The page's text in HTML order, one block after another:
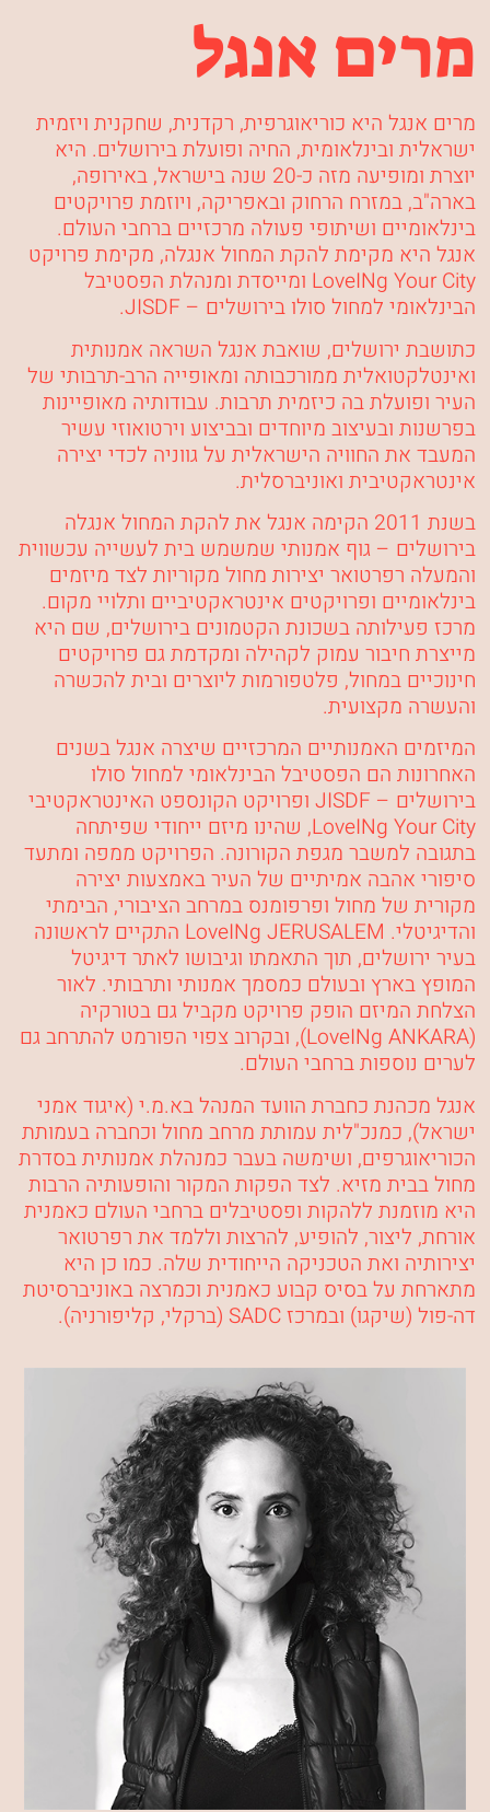
מרים אנגל
מרים אנגל היא כוריאוגרפית, רקדנית, שחקנית ויזמית
ישראלית ובינלאומית, החיה ופועלת בירושלים. היא
יוצרת ומופיעה מזה כ-20 שנה בישראל, באירופה,
בארה"ב, במזרח הרחוק ובאפריקה, ויוזמת פרויקטים
בינלאומיים ושיתופי פעולה מרכזיים ברחבי העולם.
אנגל היא מקימת להקת המחול אנגלה, מקימת פרויקט
LoveINg Your City ומייסדת ומנהלת הפסטיבל
הבינלאומי למחול סולו בירושלים – JISDF
.
כתושבת ירושלים, שואבת אנגל השראה אמנותית
ואינטלקטואלית ממורכבותה ומאופייה הרב-תרבותי של
העיר ופועלת בה כיזמית תרבות. עבודותיה מאופיינות
בפרשנות ובעיצוב מיוחדים ובביצוע וירטואוזי עשיר
המעבד את החוויה הישראלית על גווניה לכדי יצירה
אינטראקטיבית ואוניברסלית.
בשנת 2011 הקימה אנגל את להקת המחול אנגלה
בירושלים – גוף אמנותי שמשמש בית לעשייה עכשווית
והמעלה רפרטואר יצירות מחול מקוריות לצד מיזמים
בינלאומיים ופרויקטים אינטראקטיביים ותלויי מקום.
מרכז פעילותה בשכונת הקטמונים בירושלים, שם היא
מייצרת חיבור עמוק לקהילה ומקדמת גם פרויקטים
חינוכיים במחול, פלטפורמות ליוצרים ובית להכשרה
והעשרה מקצועית.
המיזמים האמנותיים המרכזיים שיצרה אנגל בשנים
האחרונות הם הפסטיבל הבינלאומי למחול סולו
בירושלים – JISDF ופרויקט הקונספט האינטראקטיבי
LoveINg Your City, שהינו מיזם ייחודי שפיתחה
בתגובה למשבר מגפת הקורונה. הפרויקט ממפה ומתעד
סיפורי אהבה אמיתיים של העיר באמצעות יצירה
מקורית של מחול ופרפומנס במרחב הציבורי, הבימתי
והדיגיטלי. LoveINg JERUSALEM התקיים לראשונה
בעיר ירושלים, תוך התאמתו וגיבושו לאתר דיגיטל
המופץ בארץ ובעולם כמסמך אמנותי ותרבותי. לאור
הצלחת המיזם הופק פרויקט מקביל גם בטורקיה
(
LoveINg ANKARA), ובקרוב צפוי הפורמט להתרחב גם
לערים נוספות ברחבי העולם.
אנגל מכהנת כחברת הוועד המנהל בא.מ.י (איגוד אמני
ישראל), כמנכ"לית עמותת מרחב מחול וכחברה בעמותת
הכוריאוגרפים, ושימשה בעבר כמנהלת אמנותית בסדרת
מחול בבית מזיא. לצד הפקות המקור והופעותיה הרבות
היא מוזמנת ללהקות ופסטיבלים ברחבי העולם כאמנית
אורחת, ליצור, להופיע, להרצות וללמד את רפרטואר
יצירותיה ואת הטכניקה הייחודית שלה. כמו כן היא
מתארחת על בסיס קבוע כאמנית וכמרצה באוניברסיטת
דה-פול (שיקגו) ובמרכזSADC (ברקלי, קליפורניה).